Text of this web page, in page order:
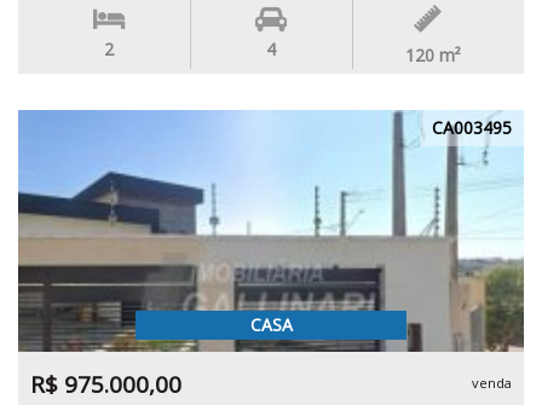
2 4 120 m²
CA003495
CASA
R$ 975.000,00 venda